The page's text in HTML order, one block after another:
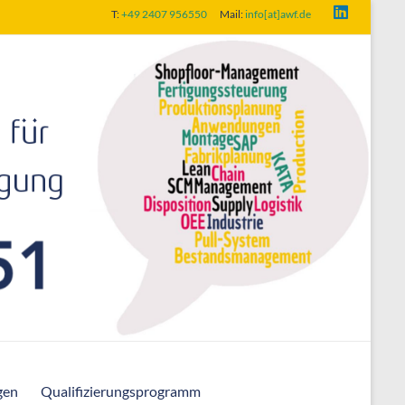
T:+49 2407 956550 Mail:info[at]awf.de
Qualifizierungsprogramm